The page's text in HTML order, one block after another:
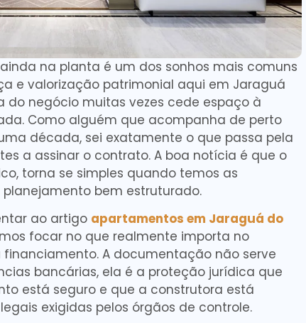
na planta é um dos sonhos mais comuns
e valorização patrimonial aqui em Jaraguá
do negócio muitas vezes cede espaço à
Como alguém que acompanha de perto
década, sei exatamente o que passa pela
a assinar o contrato. A boa notícia é que o
torna se simples quando temos as
bem estruturado.
ao artigo apartamentos em Jaraguá do
focar no que realmente importa no
A documentação não serve
bancárias, ela é a proteção jurídica que
está seguro e que a construtora está
exigidas pelos órgãos de controle.